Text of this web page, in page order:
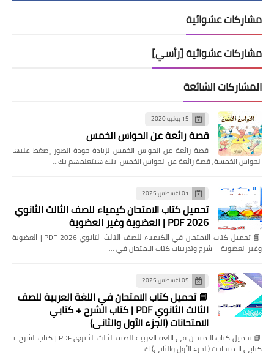
مشاركات عشوائية
مشاركات عشوائية [رأسي]
المشاركات الشائعة
15 يونيو 2020
قصة رائعة عن الحواس الخمس
قصة رائعة عن الحواس الخمس لزيادة جودة الصور إضغط عليها
الحواس الخمسة, قصة رائعة عن الحواس الخمس ابنك هيتعلمهم بك…
01 أغسطس 2025
تحميل كتاب الامتحان كيمياء للصف الثالث الثانوي
2026 PDF | العضوية وغير العضوية
📘 تحميل كتاب الامتحان في الكيمياء للصف الثالث الثانوي 2026 PDF | العضوية
وغير العضوية – شرح وتدريبات كتاب الامتحان في …
05 أغسطس 2025
📘 تحميل كتاب الامتحان في اللغة العربية للصف
الثالث الثانوي PDF | كتاب الشرح + كتابي
الامتحانات (الجزء الأول والثاني)
📘 تحميل كتاب الامتحان في اللغة العربية للصف الثالث الثانوي PDF | كتاب الشرح +
كتابي الامتحانات (الجزء الأول والثاني) ك…